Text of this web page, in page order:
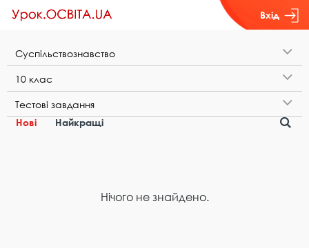
Вхід
С​у​с​п​і​л​ь​с​т​в​о​з​н​а​в​с​т​в​о
1​0​ ​к​л​а​с
Т​е​с​т​о​в​і​ ​з​а​в​д​а​н​н​я
Нові
Найкращі
Нічого не знайдено.